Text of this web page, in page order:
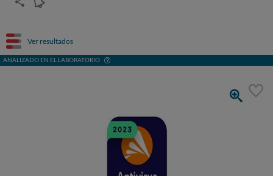
Ver resultados
ANALIZADO EN EL LABORATORIO